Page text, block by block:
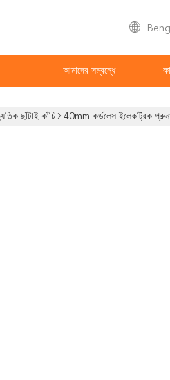
আমাদের সম্বন্ধে
ছাঁটাই কাঁচি 40mm কর্ডলেস ইলেকট্রিক প্রুনার